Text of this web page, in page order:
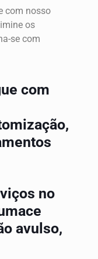
com nosso
os
se com
com
no
avulso,